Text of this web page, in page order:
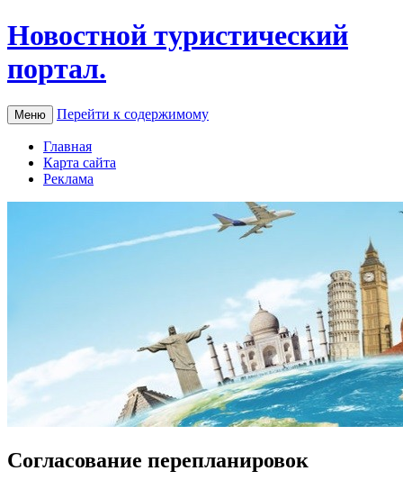
Новостной туристический
портал.
Меню Перейти к содержимому
Главная
Карта сайта
Реклама
Cогласование перепланировок